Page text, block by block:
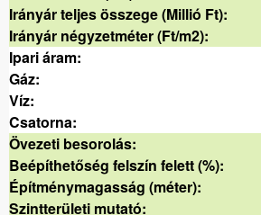
Irányár teljes összege (Millió Ft):
Irányár négyzetméter (Ft/m2):
Ipari áram:
Gáz:
Víz:
Csatorna:
Övezeti besorolás:
Beépíthetőség felszín felett (%):
Építménymagasság (méter):
Szintterületi mutató: